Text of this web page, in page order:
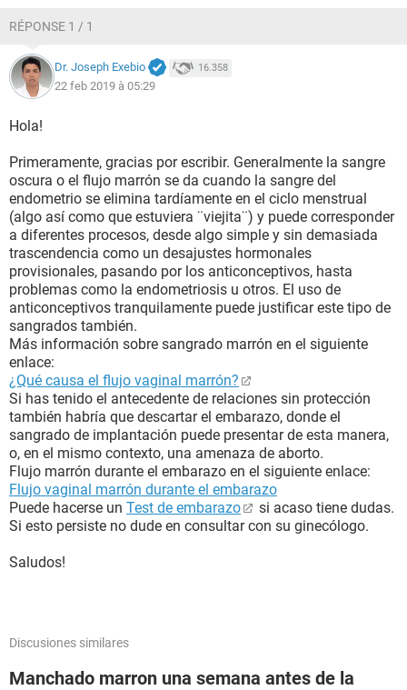
RÉPONSE 1 / 1
Dr. Joseph Exebio 16.358
22 feb 2019 à 05:29
Hola!
Primeramente, gracias por escribir. Generalmente la sangre
oscura o el flujo marrón se da cuando la sangre del
endometrio se elimina tardíamente en el ciclo menstrual
(algo así como que estuviera ¨viejita¨) y puede corresponder
a diferentes procesos, desde algo simple y sin demasiada
trascendencia como un desajustes hormonales
provisionales, pasando por los anticonceptivos, hasta
problemas como la endometriosis u otros. El uso de
anticonceptivos tranquilamente puede justificar este tipo de
sangrados también.
Más información sobre sangrado marrón en el siguiente
enlace:
¿Qué causa el flujo vaginal marrón?
Si has tenido el antecedente de relaciones sin protección
también habría que descartar el embarazo, donde el
sangrado de implantación puede presentar de esta manera,
o, en el mismo contexto, una amenaza de aborto.
Flujo marrón durante el embarazo en el siguiente enlace:
Flujo vaginal marrón durante el embarazo
Puede hacerse un Test de embarazo
si acaso tiene dudas.
Si esto persiste no dude en consultar con su ginecólogo.
Saludos!
Discusiones similares
Manchado marron una semana antes de la